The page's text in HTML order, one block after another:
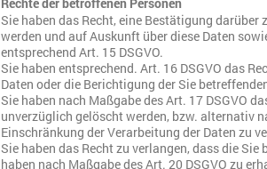
Sie haben das Recht, eine Bestätigung
werden und auf Auskunft über diese Daten
entsprechend Art. 15 DSGVO.
Sie haben entsprechend. Art. 16 DSGVO das
Daten oder die Berichtigung der Sie
Sie haben nach Maßgabe des Art. 17 DSGVO
unverzüglich gelöscht werden, bzw. alternativ
Einschränkung der Verarbeitung der Daten zu
Sie haben das Recht zu verlangen, dass die
haben nach Maßgabe des Art. 20 DSGVO zu